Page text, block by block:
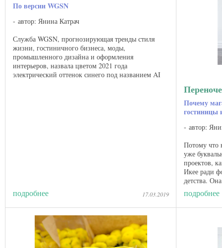
По версии WGSN
автор: Янина Катрач
Служба WGSN, прогнозирующая тренды стиля
жизни, гостиничного бизнеса, моды,
промышленного дизайна и оформления
интерьеров, назвала цветом 2021 года
электрический оттенок синего под названием AI
подробнее 17.03.2019
Почему
гостиницы
автор:
Потому что
уже
проектов,
Икее ради
детства.
подробнее